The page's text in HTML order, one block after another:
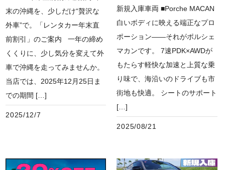
末の沖縄を、少しだけ“贅沢な
外車”で。「レンタカー年末直
前割引」のご案内 一年の締め
くくりに、少し気分を変えて外
車で沖縄を走ってみませんか。
当店では、2025年12月25日ま
での期間 […]
2025/12/7
新規入庫車両 ■Porche MACAN
白いボディに映える端正なプロ
ポーション――それがポルシェ
マカンです。 7速PDK×AWDが
もたらす軽快な加速と上質な乗
り味で、海沿いのドライブも市
街地も快適。 シートのサポート
[…]
2025/08/21